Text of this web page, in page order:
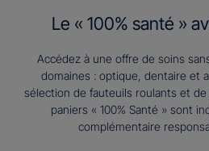
Le « 100% santé »
Accédez à une offre de soins
domaines : optique, dentaire et
sélection de fauteuils roulants et
paniers « 100% Santé » sont
complémentaire